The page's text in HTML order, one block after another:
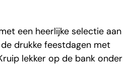
een heerlijke selectie aan
drukke feestdagen met
lekker op de bank onder